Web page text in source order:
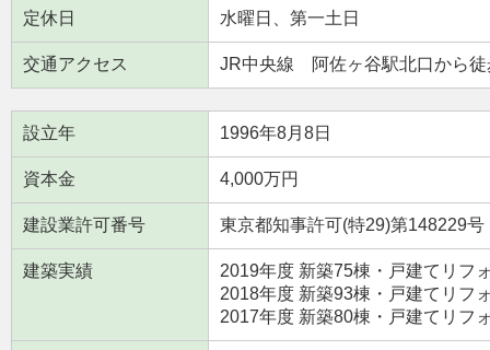
定休日 水曜日、第一土日
交通アクセス JR中央線 阿佐ヶ谷駅北口から徒
設立年 1996年8月8日
資本金 4,000万円
建設業許可番号 東京都知事許可(特29)第148229号
建築実績
2019年度 新築75棟・戸建てリフ
2018年度 新築93棟・戸建てリフ
2017年度 新築80棟・戸建てリフ